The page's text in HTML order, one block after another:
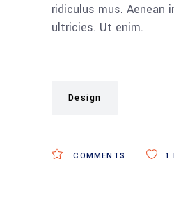
ridiculus mus. Aenean
ultricies. Ut enim.
Design
COMMENTS 1